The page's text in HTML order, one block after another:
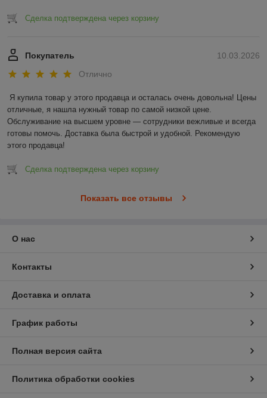
Сделка подтверждена через корзину
10.03.2026
Покупатель
Отлично
Я купила товар у этого продавца и осталась очень довольна! Цены
отличные, я нашла нужный товар по самой низкой цене.
Обслуживание на высшем уровне — сотрудники вежливые и всегда
готовы помочь. Доставка была быстрой и удобной. Рекомендую
этого продавца!
Сделка подтверждена через корзину
Показать все отзывы
О нас
Контакты
Доставка и оплата
График работы
Полная версия сайта
Политика обработки cookies